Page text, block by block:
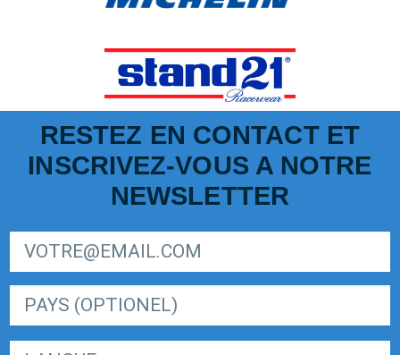
RESTEZ EN CONTACT ET
INSCRIVEZ-VOUS A NOTRE
NEWSLETTER